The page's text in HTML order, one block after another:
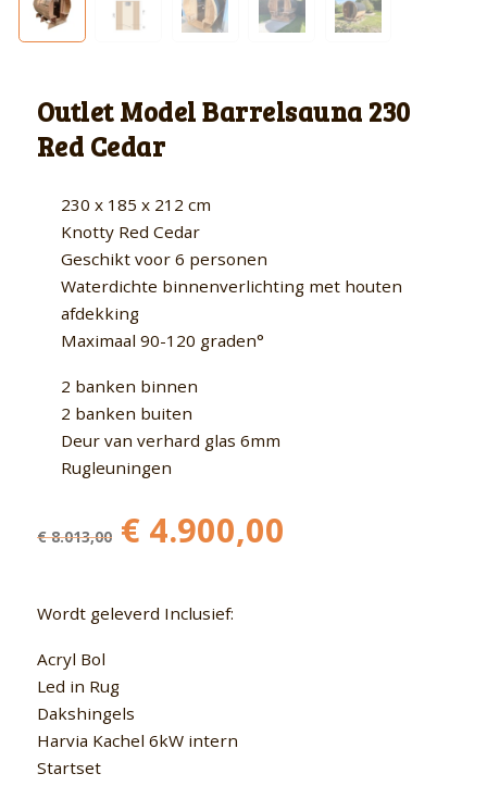
Outlet Model Barrelsauna 230
Red Cedar
230 x 185 x 212 cm
Knotty Red Cedar
Geschikt voor 6 personen
Waterdichte binnenverlichting met houten
afdekking
Maximaal 90-120 graden°
2 banken binnen
2 banken buiten
Deur van verhard glas 6mm
Rugleuningen
€8.013,00 Oorspronkelijke
prijs
€ 8.013,00.
€ 4.900,00
Wordt geleverd Inclusief:
Acryl Bol
Led in Rug
Dakshingels
Harvia Kachel 6kW intern
Startset